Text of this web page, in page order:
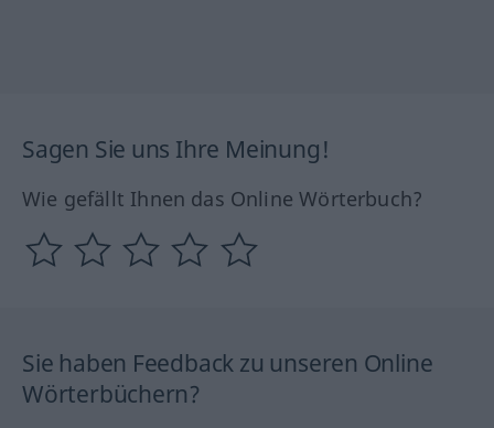
Sagen Sie uns Ihre Meinung!
Wie gefällt Ihnen das Online Wörterbuch?
Sie haben Feedback zu unseren Online
Wörterbüchern?